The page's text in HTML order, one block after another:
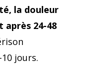
la douleur
24-48
jours.